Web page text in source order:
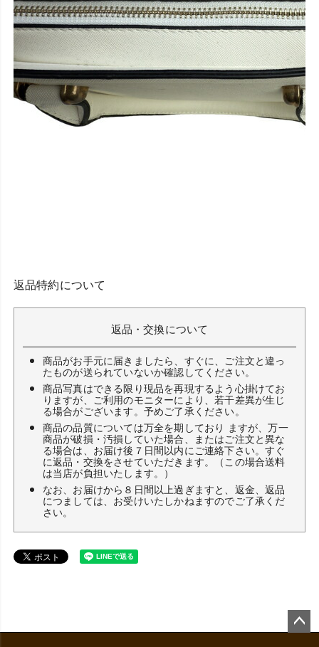
返品特約について
返品・交換について
商品がお手元に届きましたら、すぐに、ご注文と違っ
たものが送られていないか確認してください。
商品写真はできる限り現品を再現するよう心掛けてお
りますが、ご利用のモニターにより、若干差異が生じ
る場合がございます。予めご了承ください。
商品の品質については万全を期しており ますが、万一
商品が破損・汚損していた場合、またはご注文と異な
る場合は、お届け後７日間以内にご連絡下さい。すぐ
に返品・交換をさせていただきます。（この場合送料
は当店が負担いたします。）
なお、お届けから８日間以上過ぎますと、返金、返品
につましては、お受けいたしかねますのでご了承くだ
さい。